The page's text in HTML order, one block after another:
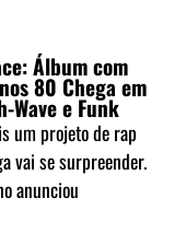
Álbum com
80 Chega em
Wave e Funk
um projeto de rap
vai se surpreender.
anunciou